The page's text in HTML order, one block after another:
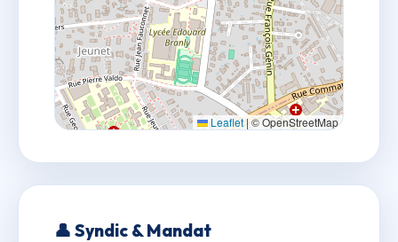
Leaflet |© OpenStreetMap
👤 Syndic & Mandat